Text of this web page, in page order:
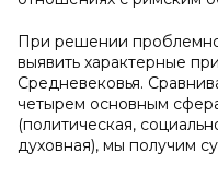
При решении
выявить характерные
Средневековья.
четырем основным
(политическая,
духовная), мы получим